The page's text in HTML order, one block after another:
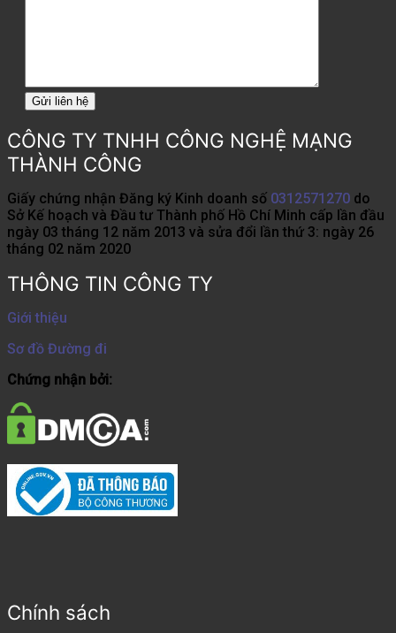
CÔNG TY TNHH CÔNG NGHỆ MẠNG
THÀNH CÔNG
Giấy chứng nhận Đăng ký Kinh doanh số 0312571270 do
Sở Kế hoạch và Đầu tư Thành phố Hồ Chí Minh cấp lần đầu
ngày 03 tháng 12 năm 2013 và sửa đổi lần thứ 3: ngày 26
tháng 02 năm 2020
THÔNG TIN CÔNG TY
Giới thiệu
Sơ đồ Đường đi
Chứng nhận bởi:
Chính sách